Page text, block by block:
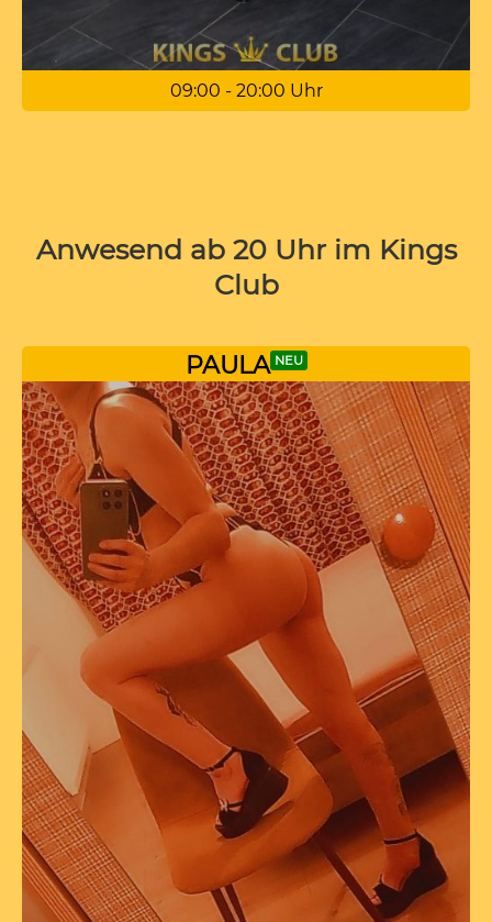
09:00 - 20:00 Uhr
Anwesend ab 20 Uhr im Kings
Club
PAULA NEU